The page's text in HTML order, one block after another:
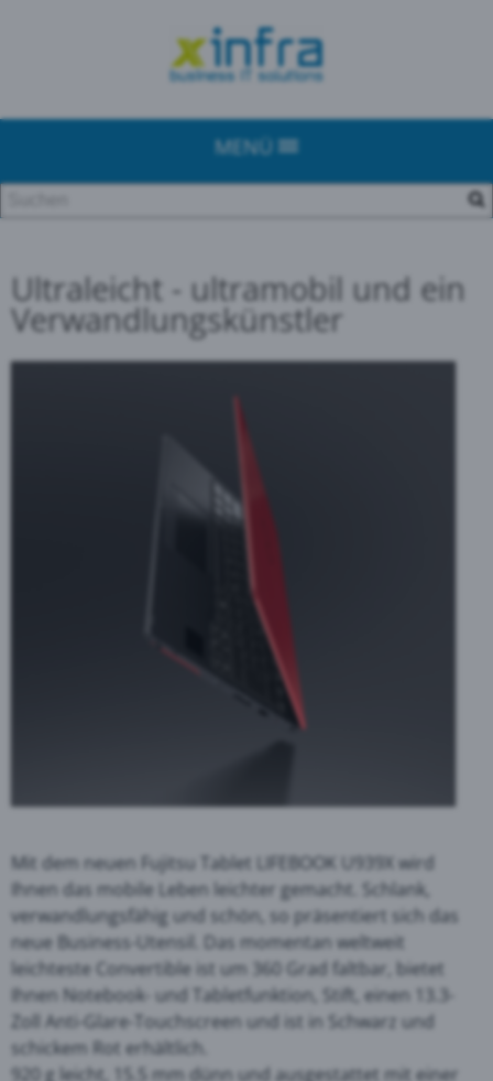
MENÜ
Ultraleicht - ultramobil und ein
Verwandlungskünstler
Mit dem neuen Fujitsu Tablet LIFEBOOK U939X wird
Ihnen das mobile Leben leichter gemacht. Schlank,
verwandlungsfähig und schön, so präsentiert sich das
neue Business-Utensil. Das momentan weltweit
leichteste Convertible ist um 360 Grad faltbar, bietet
Ihnen Notebook- und Tabletfunktion, Stift, einen 13.3-
Zoll Anti-Glare-Touchscreen und ist in Schwarz und
schickem Rot erhältlich.
920 g leicht, 15.5 mm dünn und ausgestattet mit einer